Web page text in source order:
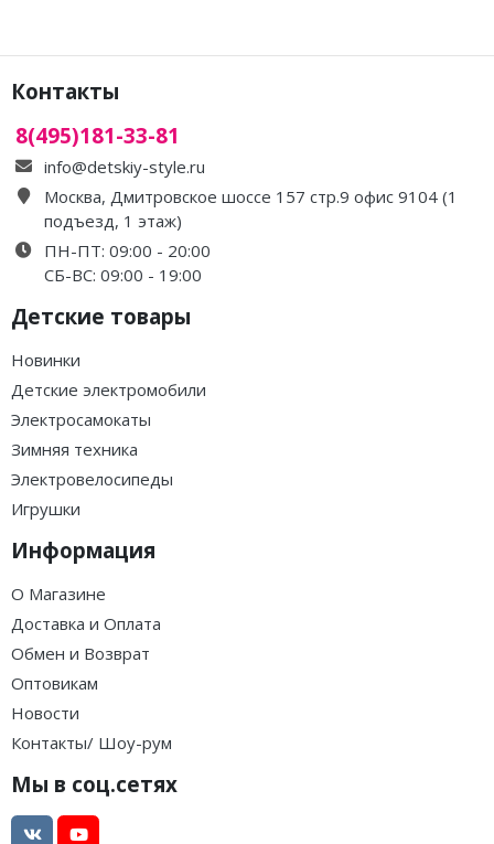
Контакты
8(495)181-33-81
info@detskiy-style.ru
Москва, Дмитровское шоссе 157 стр.9 офис 9104 (1
подъезд, 1 этаж)
ПН-ПТ: 09:00 - 20:00
СБ-ВС: 09:00 - 19:00
Детские товары
Новинки
Детские электромобили
Электросамокаты
Зимняя техника
Электровелосипеды
Игрушки
Информация
О Магазине
Доставка и Оплата
Обмен и Возврат
Оптовикам
Новости
Контакты/ Шоу-рум
Мы в соц.сетях